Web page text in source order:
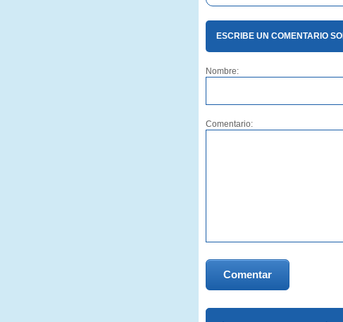
ESCRIBE UN COMENTARIO
Nombre:
Comentario:
Comentar